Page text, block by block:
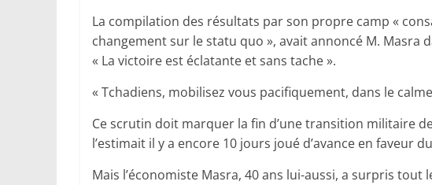
La compilation des résultats par son propre camp «
changement sur le statu quo », avait annoncé M. Masra
« La victoire est éclatante et sans tache ».
« Tchadiens, mobilisez vous pacifiquement, dans le
Ce scrutin doit marquer la fin d’une transition militaire
l’estimait il y a encore 10 jours joué d’avance en faveur
Mais l’économiste Masra, 40 ans lui-aussi, a surpris